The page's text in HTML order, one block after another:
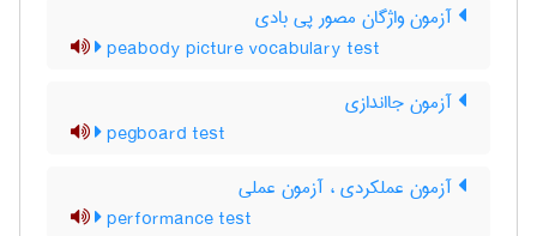
آزمون واژگان مصور پی بادی
peabody picture vocabulary test
آزمون جااندازی
pegboard test
آزمون عملکردی ، آزمون عملی
performance test